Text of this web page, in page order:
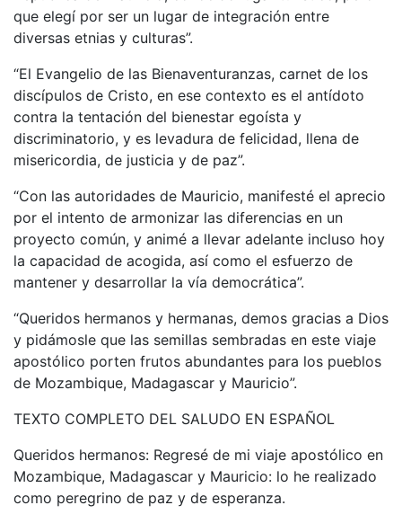
que elegí por ser un lugar de integración entre
diversas etnias y culturas”.
“El Evangelio de las Bienaventuranzas, carnet de los
discípulos de Cristo, en ese contexto es el antídoto
contra la tentación del bienestar egoísta y
discriminatorio, y es levadura de felicidad, llena de
misericordia, de justicia y de paz”.
“Con las autoridades de Mauricio, manifesté el aprecio
por el intento de armonizar las diferencias en un
proyecto común, y animé a llevar adelante incluso hoy
la capacidad de acogida, así como el esfuerzo de
mantener y desarrollar la vía democrática”.
“Queridos hermanos y hermanas, demos gracias a Dios
y pidámosle que las semillas sembradas en este viaje
apostólico porten frutos abundantes para los pueblos
de Mozambique, Madagascar y Mauricio”.
TEXTO COMPLETO DEL SALUDO EN ESPAÑOL
Queridos hermanos: Regresé de mi viaje apostólico en
Mozambique, Madagascar y Mauricio: lo he realizado
como peregrino de paz y de esperanza.